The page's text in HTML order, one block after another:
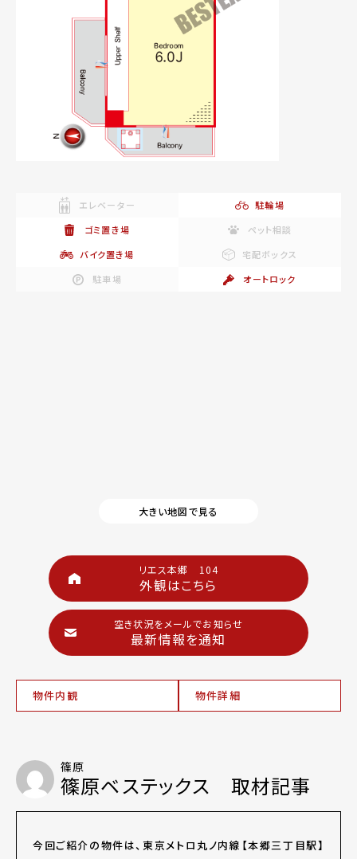
エレベーター
駐輪場
ゴミ置き場
ペット相談
バイク置き場
宅配ボックス
駐車場
オートロック
大きい地図で見る
リエス本郷 104
外観はこちら
空き状況をメールでお知らせ
最新情報を通知
物件内観 物件詳細
篠原
篠原ベステックス 取材記事
今回ご紹介の物件は、東京メトロ丸ノ内線【本郷三丁目駅】